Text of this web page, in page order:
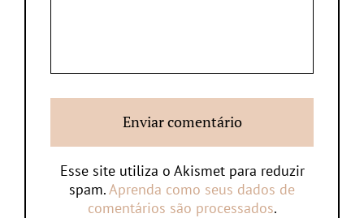
Esse site utiliza o Akismet para reduzir
spam.Aprenda como seus dados de
comentários são processados.